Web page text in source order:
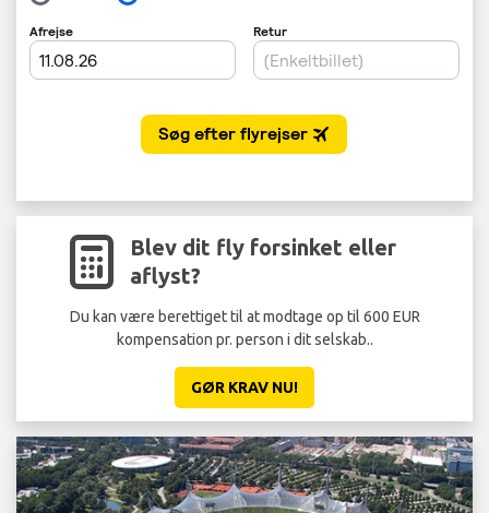
Blev dit fly forsinket eller
aflyst?
Du kan være berettiget til at modtage op til 600 EUR
kompensation pr. person i dit selskab..
GØR KRAV NU!